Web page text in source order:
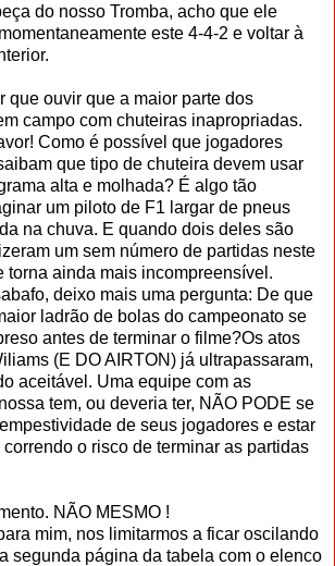
do nosso Tromba, acho que ele
este 4-4-2 e voltar à
que ouvir que a maior parte dos
campo com chuteiras inapropriadas.
Como é possível que jogadores
que tipo de chuteira devem usar
alta e molhada? É algo tão
um piloto de F1 largar de pneus
na chuva. E quando dois deles são
um sem número de partidas neste
torna ainda mais incompreensível.
deixo mais uma pergunta: De que
ladrão de bolas do campeonato se
antes de terminar o filme?Os atos
(E DO AIRTON) já ultrapassaram,
aceitável. Uma equipe com as
tem, ou deveria ter, NÃO PODE se
de seus jogadores e estar
o risco de terminar as partidas
NÃO MESMO !
mim, nos limitarmos a ficar oscilando
segunda página da tabela com o elenco